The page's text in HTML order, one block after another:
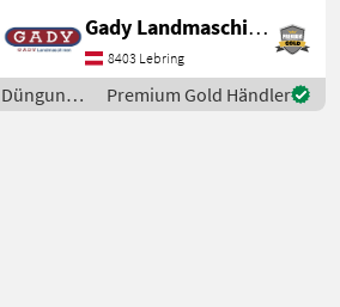
Ausstattung: - Streuwerk
ZA-V Tronic - Gelenkwelle
910 mm mit Reibkupplung -
Behälteraufsatz S 1700,
Gady Landmaschinen GmbH
8403 Lebring
Düngung
und
Premium Gold Händler